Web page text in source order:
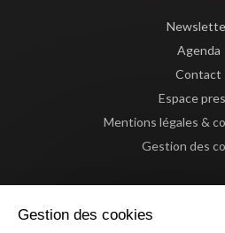
Agenda
Contact
Espace
Mentions légales &
Gestion des
Gestion des cookies